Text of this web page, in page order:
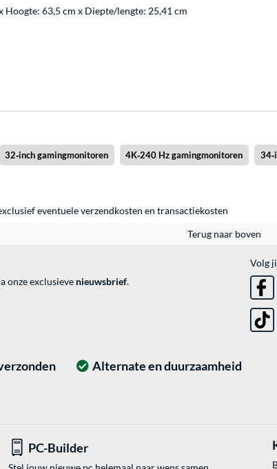
Hoogte: 63,5 cm x Diepte/lengte: 25,41 cm
32‑inch gamingmonitoren 4K‑240 Hz gamingmonitoren
eventueleverzendkosten en transactiekosten
Terug naar boven
onze exclusieve nieuwsbrief.
Volg
Alternate en duurzaamheid
PC-Builder